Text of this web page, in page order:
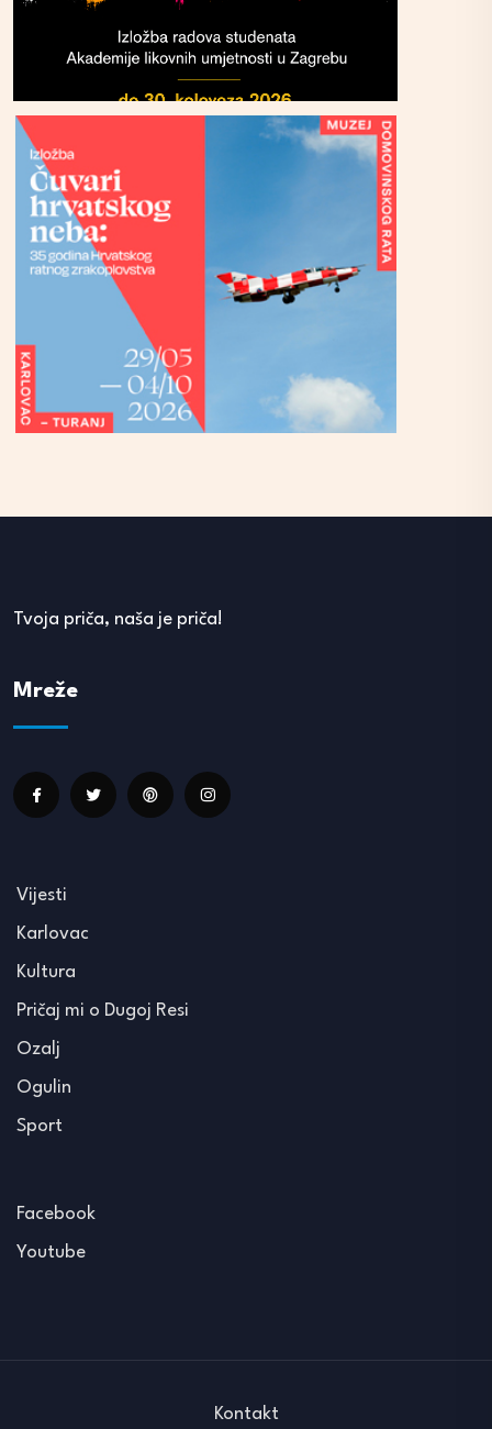
Tvoja priča, naša je priča!
Mreže
Vijesti
Karlovac
Kultura
Pričaj mi o Dugoj Resi
Ozalj
Ogulin
Sport
Facebook
Youtube
Kontakt